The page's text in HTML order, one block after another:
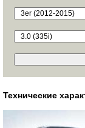
Технические